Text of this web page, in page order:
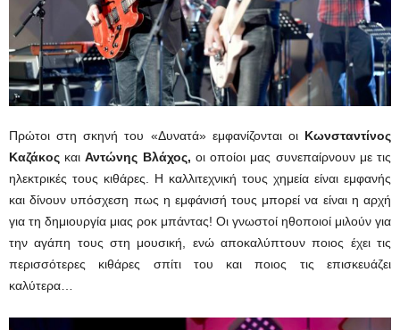
Πρώτοι στη σκηνή του «Δυνατά» εμφανίζονται οι Κωνσταντίνος
Καζάκος καιΑντώνης Βλάχος, οι οποίοι μας συνεπαίρνουν με τις
ηλεκτρικές τους κιθάρες. Η καλλιτεχνική τους χημεία είναι εμφανής
και δίνουν υπόσχεση πως η εμφάνισή τους μπορεί να είναι η αρχή
για τη δημιουργία μιας ροκ μπάντας! Οι γνωστοί ηθοποιοί μιλούν για
την αγάπη τους στη μουσική, ενώ αποκαλύπτουν ποιος έχει τις
περισσότερες κιθάρες σπίτι του και ποιος τις επισκευάζει
καλύτερα…